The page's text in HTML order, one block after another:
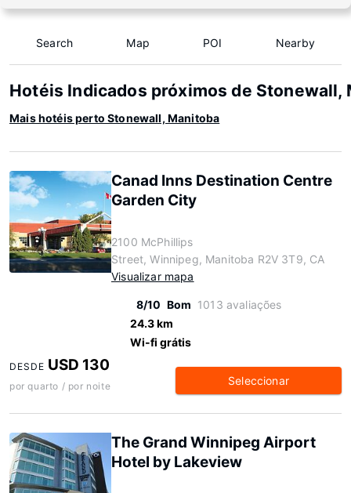
Search Map POI Nearby
Hotéis Indicados próximos de Stonewall,
Mais hotéis perto Stonewall, Manitoba
Canad Inns Destination Centre
Garden City
2100 McPhillips
Street, Winnipeg, Manitoba R2V 3T9, CA
Visualizar mapa
8/10 Bom 1013 avaliações
24.3 km
Wi-fi grátis
DESDE USD 130
por quarto / por noite Seleccionar
The Grand Winnipeg Airport
Hotel by Lakeview